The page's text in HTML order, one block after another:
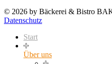
© 2026 by Bäckerei & Bistro
Datenschutz
Start
Über uns